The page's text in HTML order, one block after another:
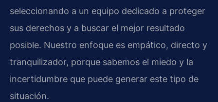
seleccionando a un equipo dedicado a proteger
sus derechos y a buscar el mejor resultado
posible. Nuestro enfoque es empático, directo y
tranquilizador, porque sabemos el miedo y la
incertidumbre que puede generar este tipo de
situación.